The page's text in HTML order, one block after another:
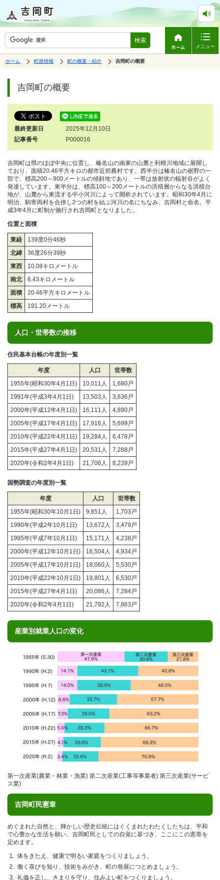
検索
メニュー
表
は、
ホーム
の
中
町政情報
の
中
町の概要・紹介
の
吉岡町の概要
す。
ジ
の
す。
吉岡町の概要
最終更新日
2025年12月10日
記事番号
P000016
吉岡町は県のほぼ中央に位置し、榛名山の南東の山麓と利根川地域に展開し
ており、面積20.46平方キロの都市近郊農村です。西半分は榛名山の裾野の一
部で、標高200～900メートルの傾斜地であり、一帯は放射状の輻射谷がよく
発達しています。東半分は、標高100～200メートルの洪積層からなる洪積台
地が、山麓から東流する中小河川によって開析されています。昭和30年4月に
明治、駒寄両村を合併し2つの村を結ぶ河川の名にちなみ、吉岡村と命名。平
成3年4月に町制が施行され吉岡町となりました。
位置と面積
東経
139度0分46秒
北緯
36度26分39秒
東西
10.08キロメートル
南北
6.43キロメートル
面積
20.46平方キロメートル
標高
191.20メートル
人口・世帯数の推移
住民基本台帳の年度別一覧
年度 人口
世帯数
1955年(昭和30年4月1日)
10,011人
1,680戸
1991年(平成3年4月1日)
13,503人
3,636戸
2000年(平成12年4月1日)
16,111人
4,890戸
2005年(平成17年4月1日)
17,916人
5,699戸
2010年(平成22年4月1日)
19,284人
6,478戸
2015年(平成27年4月1日)
20,531人
7,288戸
2020年(令和2年4月1日)
21,706人 8,239戸
国勢調査の年度別一覧
年度 人口
世帯数
1955年(昭和30年10月1日)
9,851人
1,703戸
1990年(平成2年10月1日)
13,672人
3,479戸
1995年(平成7年10月1日)
15,171人
4,238戸
2000年(平成12年10月1日)
16,504人
4,934戸
2005年(平成17年10月1日)
18,060人
5,530戸
2010年(平成22年10月1日)
19,801人
6,530戸
2015年(平成27年4月1日)
20,086人
7,284戸
2020年(令和2年4月1日)
21,792人 7,863戸
産業別就業人口の変化
第一次産業(農業・林業・漁業) 第二次産業(工事等事業者) 第三次産業(サービ
ス業)
吉岡町民憲章
めぐまれた自然と、輝かしい歴史伝統にはぐくまれたわたくしたちは、平和
で心豊かな生活を願い、吉岡町民としての自覚に基づき、ここにこの憲章を
定めます。
体をきたえ、健康で明るい家庭をつくりましょう。
働く喜びを知り、技術をみがき、町の発展につとめましょう。
礼儀を正し、きまりを守り、住みよい町をつくりましょう。